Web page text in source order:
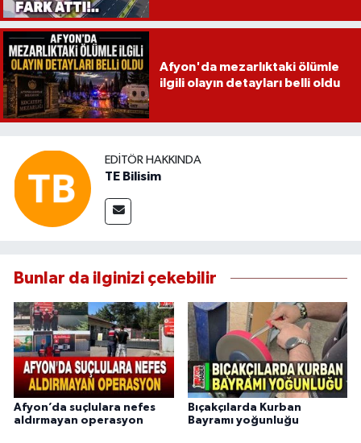
Afyon'da mezarlıktaki ölümle
ilgili olayın detayları belli oldu
EDITÖR HAKKINDA
TE Bilisim
Bunlar da ilginizi çekebilir
Afyon’da suçlulara nefes
aldırmayan operasyon
Bıçakçılarda Kurban
Bayramı yoğunluğu